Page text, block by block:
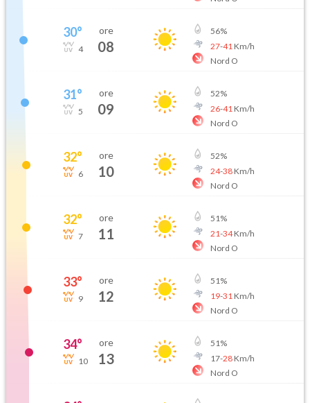
30°
4
ore
08
56%
27-41 Km/h
Nord O
31°
5
ore
09
52%
26-41 Km/h
Nord O
32°
6
ore
10
52%
24-38Km/h
Nord O
32°
7
ore
11
51%
21-34Km/h
Nord O
33°
9
ore
12
51%
19-31 Km/h
Nord O
34°
10
ore
13
51%
17-28Km/h
Nord O